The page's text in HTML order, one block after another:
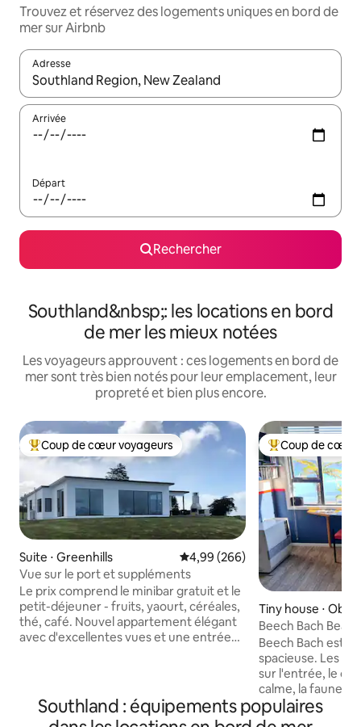
Trouvez et réservez des logements uniques en bord de
mer sur Airbnb
Adresse
Lorsque les résultats s'affichent, utilisez les flèches vers le
Arrivée
Départ
Rechercher
Southland&nbsp;: les locations en bord
de mer les mieux notées
Les voyageurs approuvent : ces logements en bord de
mer sont très bien notés pour leur emplacement, leur
propreté et bien plus encore.
Coups de cœur voyageurs les plus appréciés
Coup de cœur voyageurs
Suite ⋅ Greenhills Évaluation moyenne sur la
4,99 (266)
Vue sur le port et suppléments
Le prix comprend le minibar gratuit et le
petit-déjeuner - fruits, yaourt, céréales,
thé, café. Nouvel appartement élégant
avec d'excellentes vues et une entrée
Construit en 2019, cet appartement
moderne dispose de sa propre salle de
Coups de cœur
Coup de cœur
Tiny house ⋅ Oban
Beech Bach
incluse
Beech Bach est
spacieuse. Les
sur l'entrée, le
calme, la faune
br bach. Comprend la voiture (les
conditions
Southland : équipements populaires